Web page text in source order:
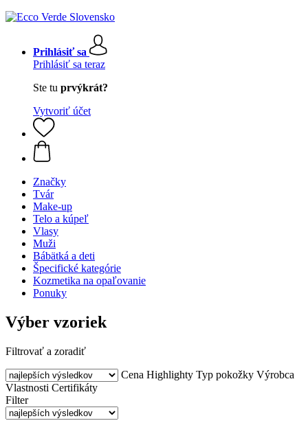
Prihlásiť sa
Prihlásiť sa teraz
Ste tu prvýkrát?
Vytvoriť účet
Značky
Tvár
Make-up
Telo a kúpeľ
Vlasy
Muži
Bábätká a deti
Špecifické kategórie
Kozmetika na opaľovanie
Ponuky
Výber vzoriek
Filtrovať a zoradiť
Cena Highlighty Typ pokožky Výrobca
Vlastnosti Certifikáty
Filter